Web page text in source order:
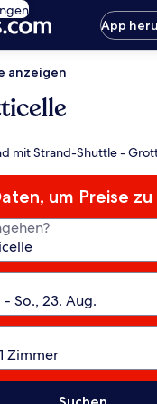
App
anzeigen
mit Strand-Shuttle -
um Preise zu